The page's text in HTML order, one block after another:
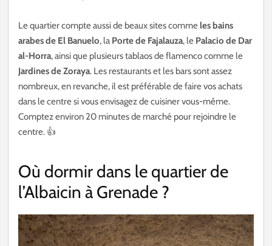
Le quartier compte aussi de beaux sites comme les bains
arabes de El Banuelo, la Porte de Fajalauza, le Palacio de Dar
al-Horra, ainsi que plusieurs tablaos de flamenco comme le
Jardines de Zoraya. Les restaurants et les bars sont assez
nombreux, en revanche, il est préférable de faire vos achats
dans le centre si vous envisagez de cuisiner vous-même.
Comptez environ 20 minutes de marché pour rejoindre le
centre. 👍
Où dormir dans le quartier de
l’Albaicin à Grenade ?